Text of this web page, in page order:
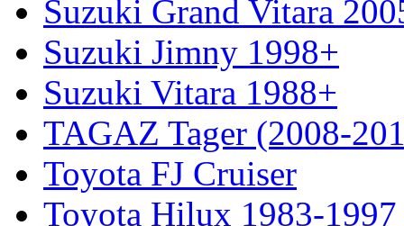
Suzuki Grand Vitara
Suzuki Jimny 1998+
Suzuki Vitara 1988+
TAGAZ Tager (2008-
Toyota FJ Cruiser
Toyota Hilux 1983-1997